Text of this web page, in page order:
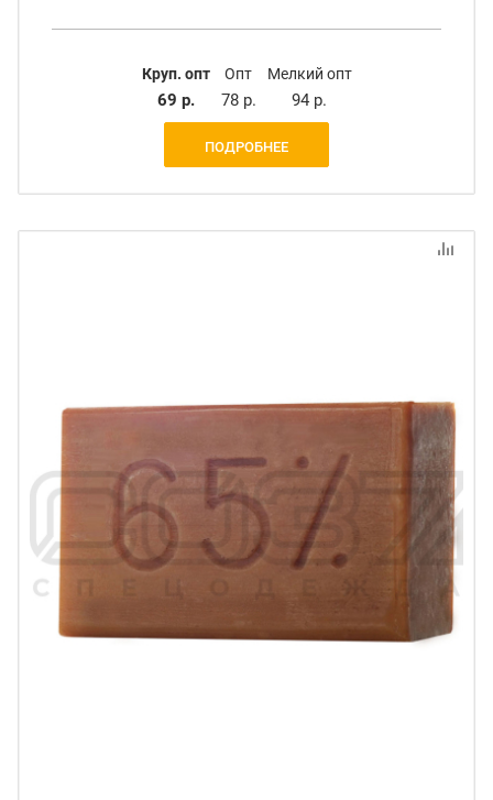
Круп. опт
69 р.
Опт
78 р.
Мелкий опт
94 р.
ПОДРОБНЕЕ